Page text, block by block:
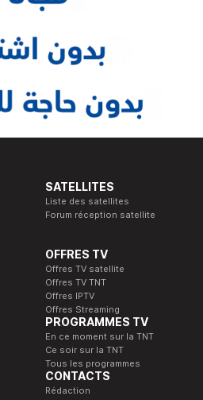
SATELLITES
Liste des satellites
Forum réception satellite
OFFRES TV
Offres TV satellite
Offres TV TNT
Offres IPTV
Offres Streaming
PROGRAMMES TV
En ce moment sur la TNT
Ce soir sur la TNT
Tous les programmes
CONTACTS
Rédaction